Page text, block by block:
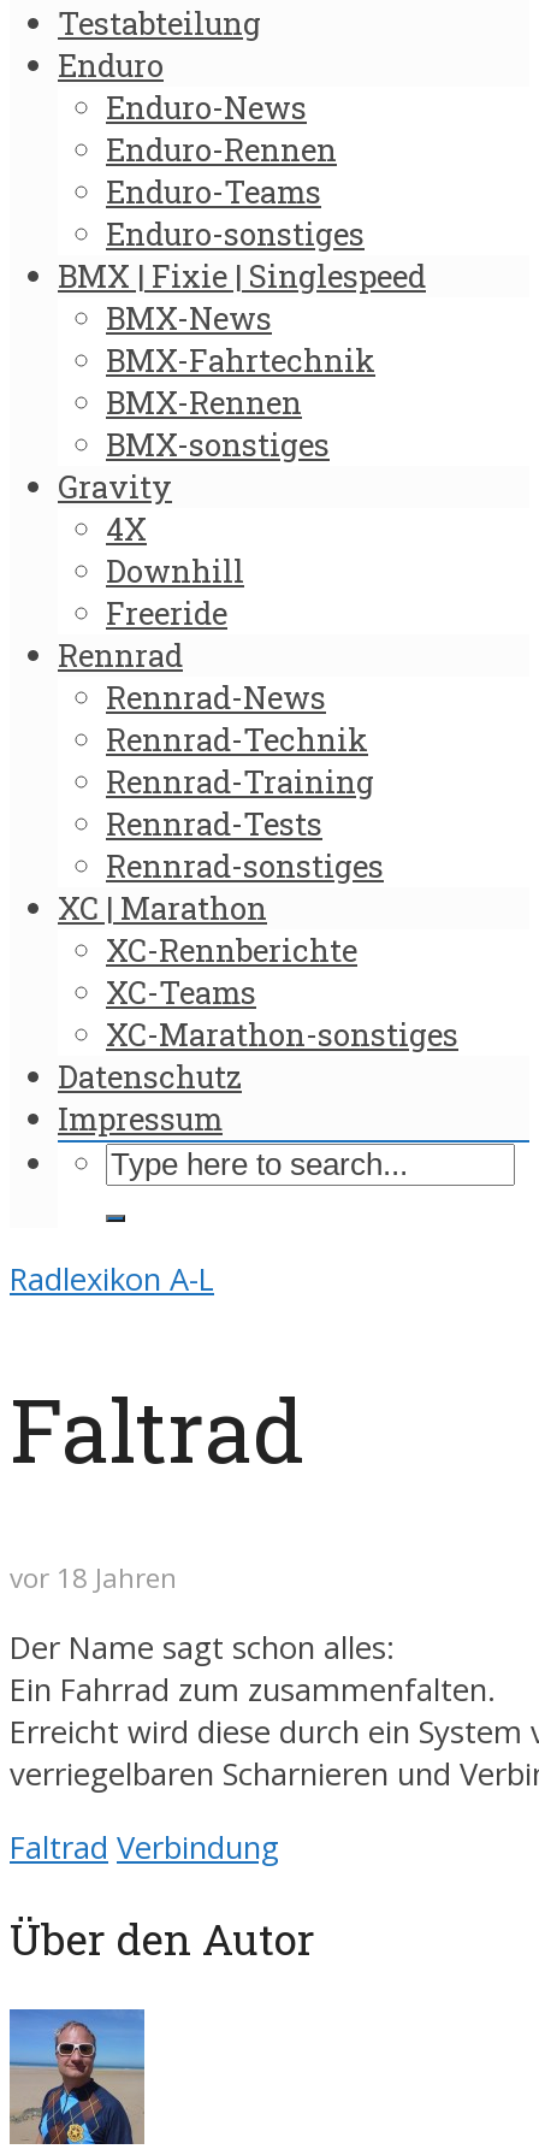
Testabteilung
Enduro
Enduro-News
Enduro-Rennen
Enduro-Teams
Enduro-sonstiges
BMX | Fixie | Singlespeed
BMX-News
BMX-Fahrtechnik
BMX-Rennen
BMX-sonstiges
Gravity
4X
Downhill
Freeride
Rennrad
Rennrad-News
Rennrad-Technik
Rennrad-Training
Rennrad-Tests
Rennrad-sonstiges
XC | Marathon
XC-Rennberichte
XC-Teams
XC-Marathon-sonstiges
Datenschutz
Impressum
Radlexikon A-L
Faltrad
vor 18 Jahren
Der Name sagt schon alles:
Ein Fahrrad zum zusammenfalten.
Erreicht wird diese durch ein System
verriegelbaren Scharnieren und
Faltrad Verbindung
Über den Autor